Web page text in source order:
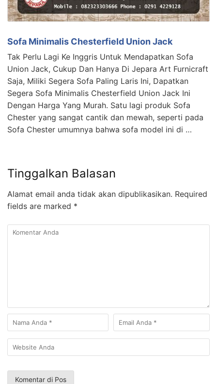
Sofa Minimalis Chesterfield Union Jack
Tak Perlu Lagi Ke Inggris Untuk Mendapatkan Sofa
Union Jack, Cukup Dan Hanya Di Jepara Art Furnicraft
Saja, Miliki Segera Sofa Paling Laris Ini, Dapatkan
Segera Sofa Minimalis Chesterfield Union Jack Ini
Dengan Harga Yang Murah. Satu lagi produk Sofa
Chester yang sangat cantik dan mewah, seperti pada
Sofa Chester umumnya bahwa sofa model ini di …
Tinggalkan Balasan
Alamat email anda tidak akan dipublikasikan. Required
fields are marked *